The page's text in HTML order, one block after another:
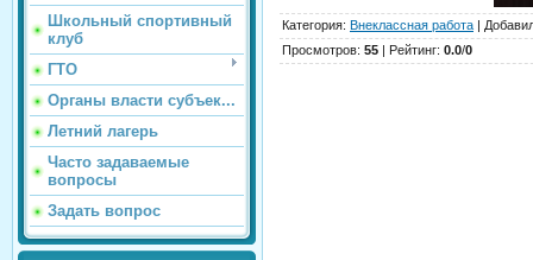
Школьный спортивный
клуб
ГТО
Органы власти субъек...
Летний лагерь
Часто задаваемые
вопросы
Задать вопрос
Категория: Внеклассная работа |
Просмотров: 55 | Рейтинг: 0.0/0